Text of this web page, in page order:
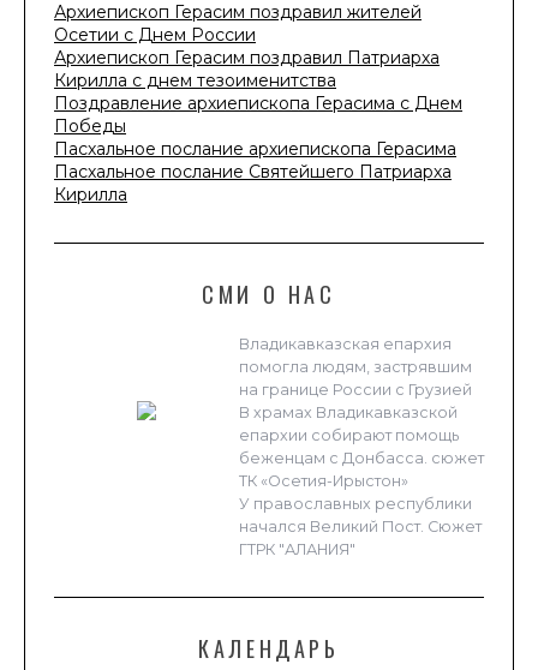
Архиепископ Герасим поздравил жителей
Осетии с Днем России
Архиепископ Герасим поздравил Патриарха
Кирилла с днем тезоименитства
Поздравление архиепископа Герасима с Днем
Победы
Пасхальное послание архиепископа Герасима
Пасхальное послание Святейшего Патриарха
Кирилла
СМИ О НАС
Владикавказская епархия
помогла людям, застрявшим
на границе России с Грузией
В храмах Владикавказской
епархии собирают помощь
беженцам с Донбасса. сюжет
ТК «Осетия-Ирыстон»
У православных республики
начался Великий Пост. Сюжет
ГТРК "АЛАНИЯ"
КАЛЕНДАРЬ